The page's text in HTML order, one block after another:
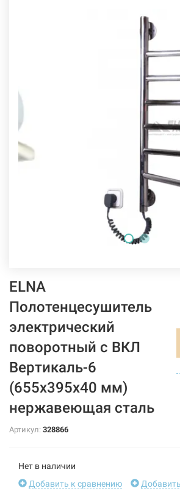
ELNA
Полотенцесушитель
электрический
поворотный с ВКЛ
Вертикаль-6
(655х395х40 мм)
нержавеющая сталь
Артикул: 328866
Нет в наличии
Добавить к сравнению